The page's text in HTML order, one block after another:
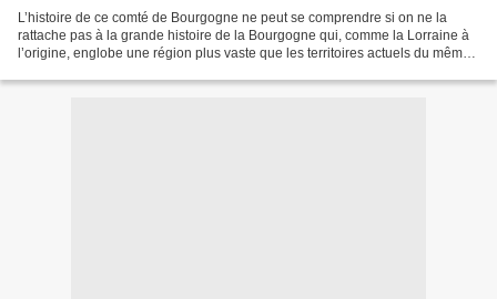
L’histoire de ce comté de Bourgogne ne peut se comprendre si on ne la
rattache pas à la grande histoire de la Bourgogne qui, comme la Lorraine à
l’origine, englobe une région plus vaste que les territoires actuels du même